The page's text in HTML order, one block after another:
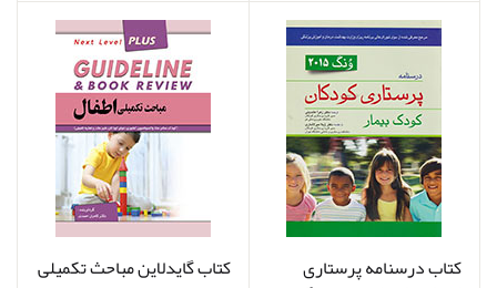
کتاب درسنامه پرستاری کتاب گایدلاین مباحث تکمیلی